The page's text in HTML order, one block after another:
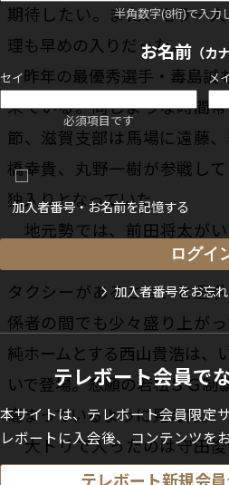
半角数字(8桁)で入力
お名前（カナ
セイ
必須項目です
メ
加入者番号・お名前を記憶する
加入者番号をお忘
テレボート会員で
本サイトは、テレボート会員限定
レボートに入会後、コンテンツを
テレボート新規会
期待したい。また、もう一
理も早めの入りだった。
昨年の最優秀選手・毒島誠
来ている。同じような時間
節、滋賀支部は馬場に遠藤
橋幸貴、丸野一樹が参戦し
独入りとなっていた。
地元勢では、前田将太が
入り。よく見ると、これ
タクシーがあるとは、と選
係者の間でも少々盛り上が
純ホームとする西山貴浩は、
いで登場。悲願の若松ＳＧ制
高まっているように見えた。
大トリで入ったのは守田俊
場の常連（ほかに白井英